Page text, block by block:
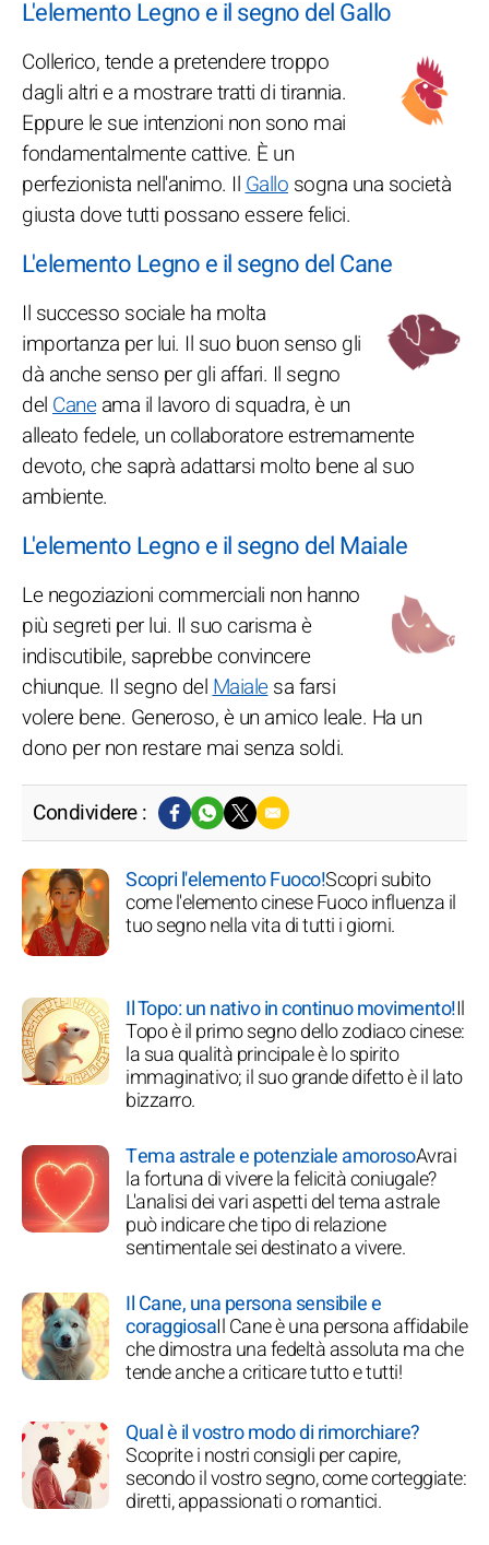
L'elemento Legno e il segno del Gallo
Collerico, tende a pretendere troppo
dagli altri e a mostrare tratti di tirannia.
Eppure le sue intenzioni non sono mai
fondamentalmente cattive. È un
perfezionista nell'animo. Il Gallo sogna una società
giusta dove tutti possano essere felici.
L'elemento Legno e il segno del Cane
Il successo sociale ha molta
importanza per lui. Il suo buon senso gli
dà anche senso per gli affari. Il segno
del Caneama il lavoro di squadra, è un
alleato fedele, un collaboratore estremamente
devoto, che saprà adattarsi molto bene al suo
ambiente.
L'elemento Legno e il segno del Maiale
Le negoziazioni commerciali non hanno
più segreti per lui. Il suo carisma è
indiscutibile, saprebbe convincere
chiunque. Il segno del Maialesa farsi
volere bene. Generoso, è un amico leale. Ha un
dono per non restare mai senza soldi.
Condividere :
Scopri l'elemento Fuoco!Scopri subito
come l'elemento cinese Fuoco influenza il
tuo segno nella vita di tutti i giorni.
Il Topo: un nativo in continuo movimento!Il
Topo è il primo segno dello zodiaco cinese:
la sua qualità principale è lo spirito
immaginativo; il suo grande difetto è il lato
bizzarro.
Tema astrale e potenziale amorosoAvrai
la fortuna di vivere la felicità coniugale?
L'analisi dei vari aspetti del tema astrale
può indicare che tipo di relazione
sentimentale sei destinato a vivere.
Il Cane, una persona sensibile e
coraggiosaIl Cane è una persona affidabile
che dimostra una fedeltà assoluta ma che
tende anche a criticare tutto e tutti!
Qual è il vostro modo di rimorchiare?
Scoprite i nostri consigli per capire,
secondo il vostro segno, come corteggiate:
diretti, appassionati o romantici.